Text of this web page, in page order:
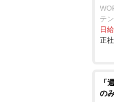
テ
日
正
「
の